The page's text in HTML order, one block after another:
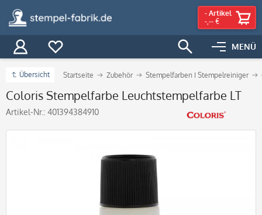
MENÜ
- Artikel
-,-- €
Übersicht Startseite Zubehör Stempelfarben I Stempelreiniger
Coloris Stempelfarbe Leuchtstempelfarbe LT
Artikel-Nr.: 401394384910